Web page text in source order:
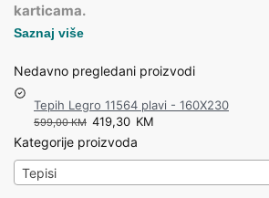
karticama.
Saznaj više
Nedavno pregledani proizvodi
Tepih Legro 11564 plavi - 160X230
599,00KM 419,30 KM
Kategorije proizvoda
Tepisi